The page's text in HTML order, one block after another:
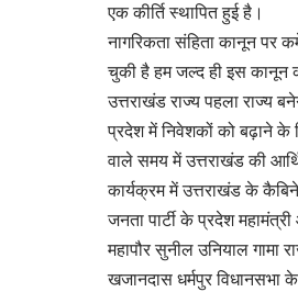
एक कीर्ति स्थापित हुई है।
नागरिकता संहिता कानून पर
चुकी है हम जल्द ही इस कानून
उत्तराखंड राज्य पहला राज्य
प्रदेश में निवेशकों को बढ़ाने
वाले समय में उत्तराखंड की
कार्यक्रम में उत्तराखंड के
जनता पार्टी के प्रदेश
महापौर सुनील उनियाल गामा
खजानदास धर्मपुर विधानसभा